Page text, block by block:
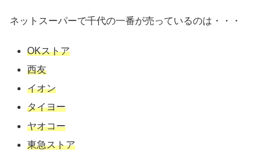
ネットスーパーで千代の一番が売っているのは・・・
OKストア
西友
イオン
タイヨー
ヤオコー
東急ストア